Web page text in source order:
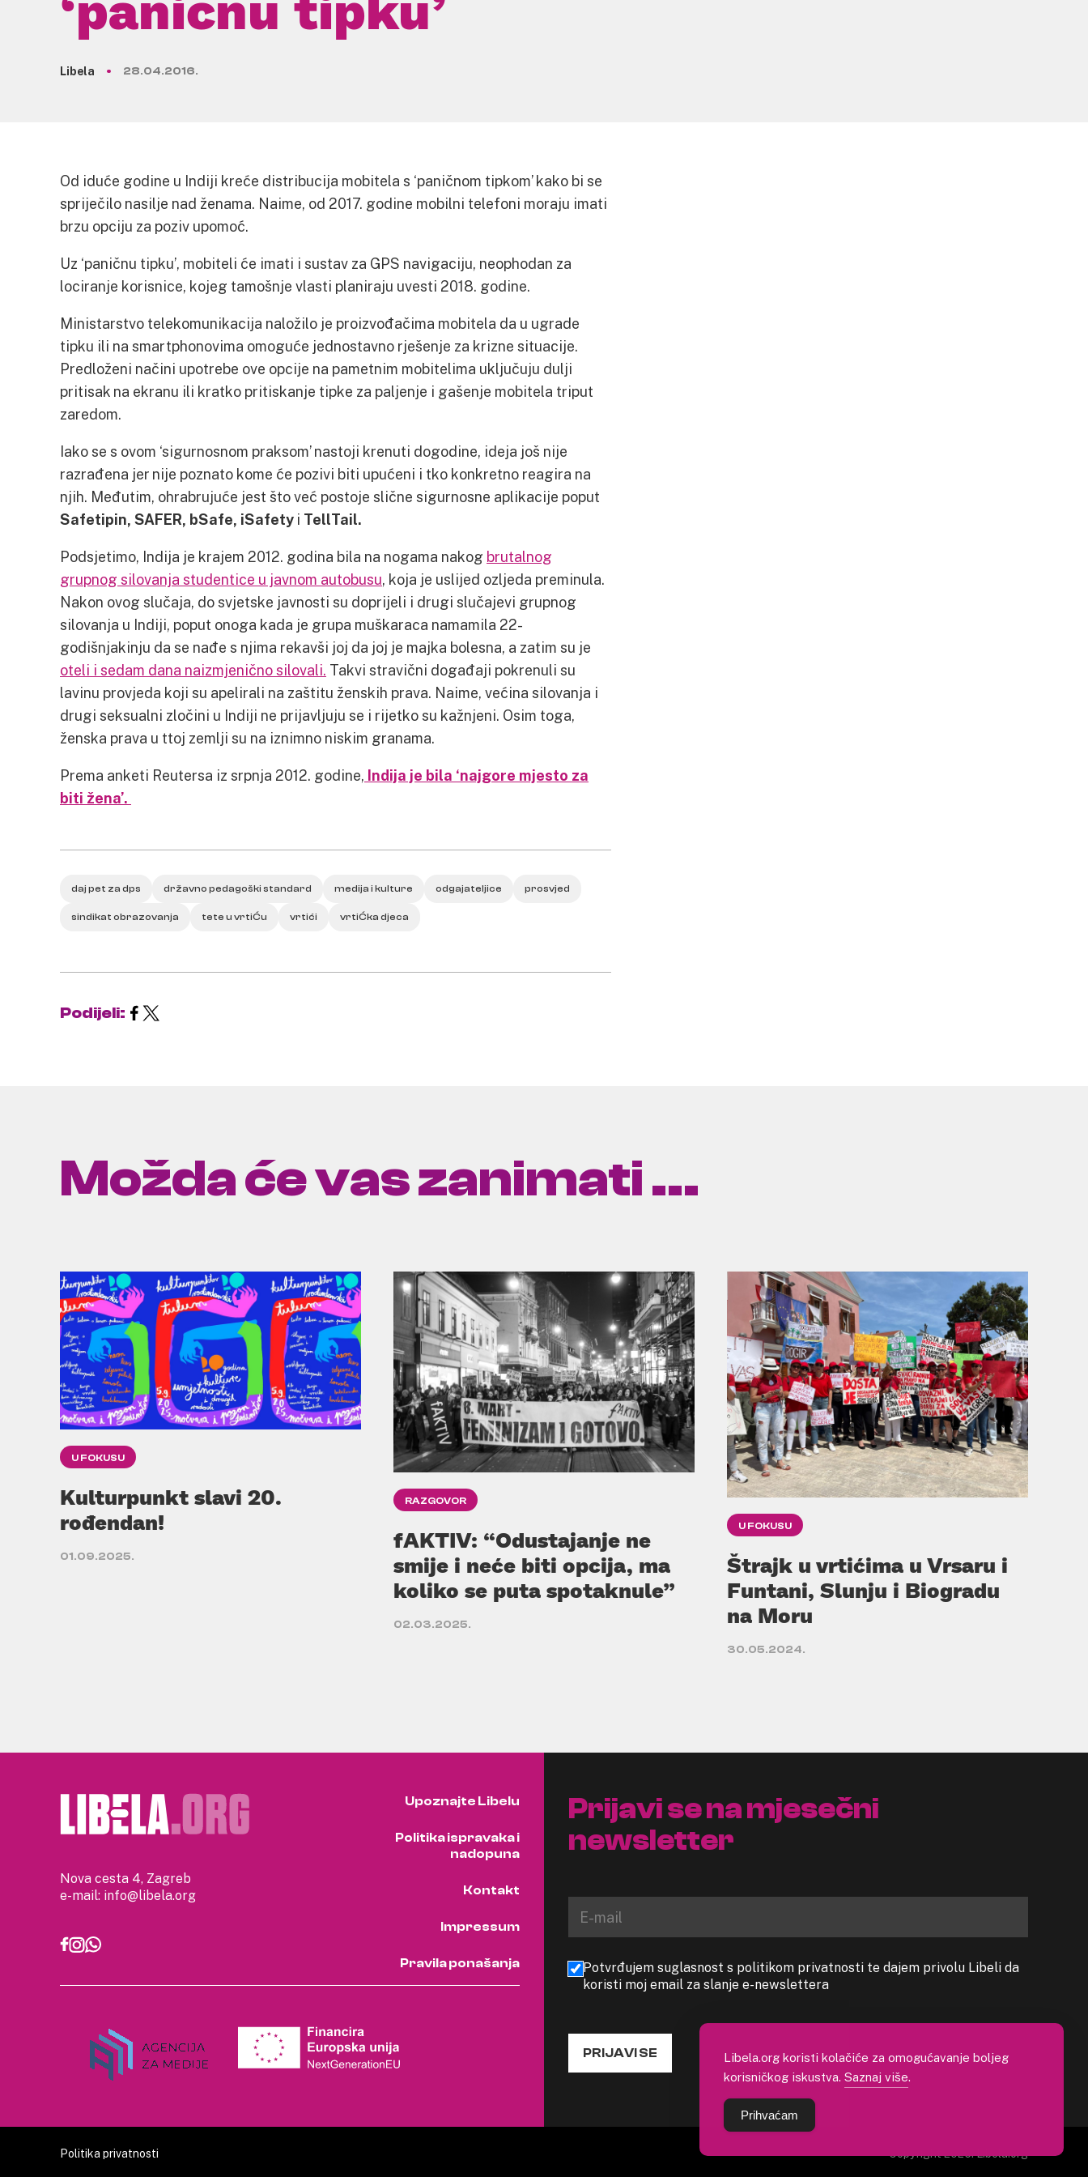
Libela 28.04.2016.
Od iduće godine u Indiji kreće distribucija mobitela s ‘paničnom tipkom’ kako bi se
spriječilo nasilje nad ženama. Naime, od 2017. godine mobilni telefoni moraju imati
brzu opciju za poziv upomoć.
Uz ‘paničnu tipku’, mobiteli će imati i sustav za GPS navigaciju, neophodan za
lociranje korisnice, kojeg tamošnje vlasti planiraju uvesti 2018. godine.
Ministarstvo telekomunikacija naložilo je proizvođačima mobitela da u ugrade
tipku ili na smartphonovima omoguće jednostavno rješenje za krizne situacije.
Predloženi načini upotrebe ove opcije na pametnim mobitelima uključuju dulji
pritisak na ekranu ili kratko pritiskanje tipke za paljenje i gašenje mobitela triput
zaredom.
Iako se s ovom ‘sigurnosnom praksom’ nastoji krenuti dogodine, ideja još nije
razrađena jer nije poznato kome će pozivi biti upućeni i tko konkretno reagira na
njih. Međutim, ohrabrujuće jest što već postoje slične sigurnosne aplikacije poput
Safetipin, SAFER, bSafe, iSafety i TellTail.
Podsjetimo, Indija je krajem 2012. godina bila na nogama nakog brutalnog
grupnog silovanja studentice u javnom autobusu, koja je uslijed ozljeda preminula.
Nakon ovog slučaja, do svjetske javnosti su doprijeli i drugi slučajevi grupnog
silovanja u Indiji, poput onoga kada je grupa muškaraca namamila 22-
godišnjakinju da se nađe s njima rekavši joj da joj je majka bolesna, a zatim su je
oteli i sedam dana naizmjenično silovali. Takvi stravični događaji pokrenuli su
lavinu provjeda koji su apelirali na zaštitu ženskih prava. Naime, većina silovanja i
drugi seksualni zločini u Indiji ne prijavljuju se i rijetko su kažnjeni. Osim toga,
ženska prava u ttoj zemlji su na iznimno niskim granama.
Prema anketi Reutersa iz srpnja 2012. godine, Indija je bila ‘najgore mjesto za
biti žena’.
daj pet za dps državno pedagoški standard medija i kulture odgajateljice prosvjed
sindikat obrazovanja tete u vrtiĆu vrtići vrtiĆka djeca
Podijeli:
Možda će vas zanimati ...
U FOKUSU
Kulturpunkt slavi 20.
rođendan!
01.09.2025.
RAZGOVOR
fAKTIV: “Odustajanje ne
smije i neće biti opcija, ma
koliko se puta spotaknule”
02.03.2025.
U FOKUSU
Štrajk u vrtićima u Vrsaru i
Funtani, Slunju i Biogradu
na Moru
30.05.2024.
Nova cesta 4, Zagreb
e-mail: info@libela.org
Upoznajte Libelu
Politika ispravaka i
nadopuna
Kontakt
Impressum
Pravila ponašanja
Prijavi se na mjesečni
newsletter
Potvrđujem suglasnost s politikom privatnosti te dajem privolu Libeli da
koristi moj email za slanje e-newslettera
PRIJAVI SE
Politika privatnosti Copyright 2026. Libela.org
Libela.org koristi kolačiće za omogućavanje boljeg
korisničkog iskustva. Saznaj više.
Prihvaćam